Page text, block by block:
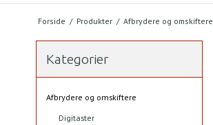
Forside / Produkter / Afbrydere og omskiftere
Kategorier
Afbrydere og omskiftere
Digitaster